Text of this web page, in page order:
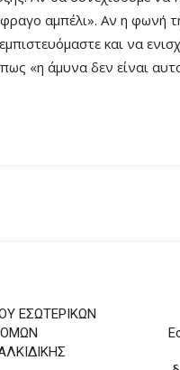
αμπέλι». Αν η φωνή
και να
«η άμυνα δεν είναι
ΕΣΩΤΕΡΙΚΩΝ